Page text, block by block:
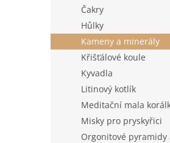
e
l
Čakry
Hůlky
Kameny a minerály
Křišťálové koule
Kyvadla
Litinový kotlík
Meditační mala
Misky pro pryskyřici
Orgonitové pyramidy